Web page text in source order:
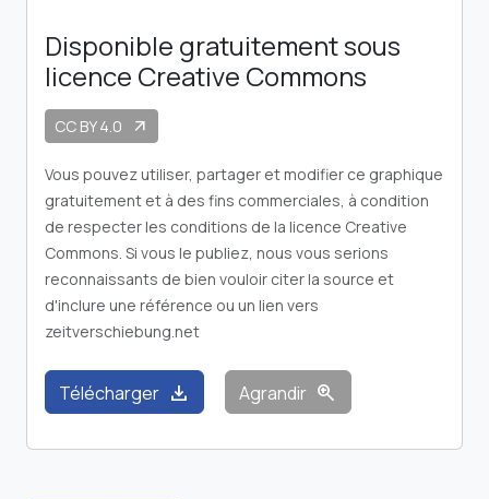
Disponible gratuitement sous
licence Creative Commons
CC BY 4.0 arrow_outward
Vous pouvez utiliser, partager et modifier ce graphique
gratuitement et à des fins commerciales, à condition
de respecter les conditions de la licence Creative
Commons. Si vous le publiez, nous vous serions
reconnaissants de bien vouloir citer la source et
d'inclure une référence ou un lien vers
zeitverschiebung.net
Télécharger download Agrandir zoom_in